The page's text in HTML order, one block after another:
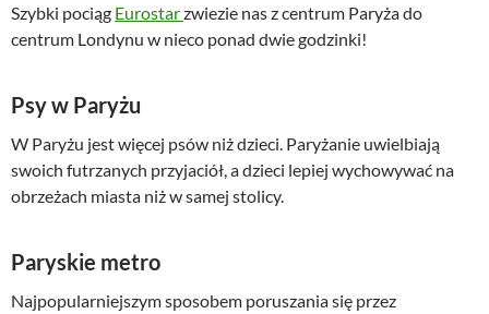
Szybki pociąg Eurostarzwiezie nas z centrum Paryża do
centrum Londynu w nieco ponad dwie godzinki!
Psy w Paryżu
W Paryżu jest więcej psów niż dzieci. Paryżanie uwielbiają
swoich futrzanych przyjaciół, a dzieci lepiej wychowywać na
obrzeżach miasta niż w samej stolicy.
Paryskie metro
Najpopularniejszym sposobem poruszania się przez